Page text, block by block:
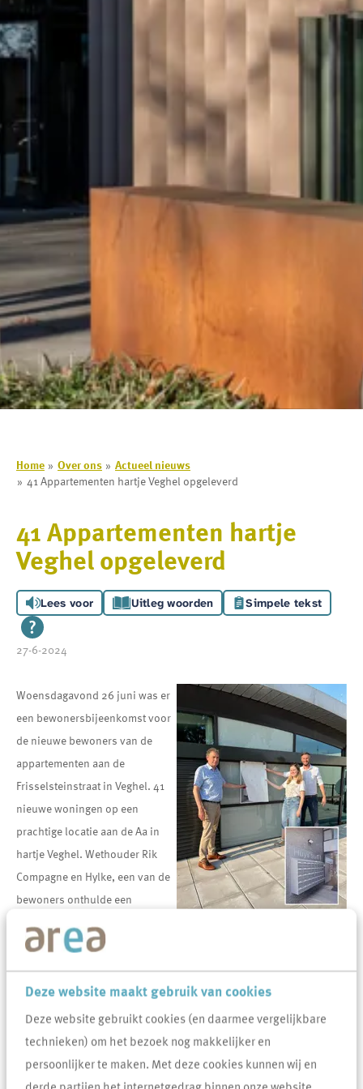
Deze website maakt gebruik van cookies
Deze website gebruikt cookies (en daarmee vergelijkbare
technieken) om het bezoek nog makkelijker en
persoonlijker te maken. Met deze cookies kunnen wij en
Home Over ons
Actueel nieuws
41 Appartementen hartje Veghel opgeleverd
41 Appartementen hartje
Veghel opgeleverd
Lees voor Uitleg woorden Simpele tekst
27-6-2024
Woensdagavond 26 juni was er
een bewonersbijeenkomst voor
de nieuwe bewoners van de
appartementen aan de
Frisselsteinstraat in Veghel. 41
nieuwe woningen op een
prachtige locatie aan de Aa in
hartje Veghel. Wethouder Rik
Compagne en Hylke, een van de
bewoners onthulde een
De naam
Huys Stein is afgeleid van het kasteel wat er ooit heeft
met eenHuys/woontoren.Het Huys is in de loop der tijd
uitgebouwd tot kasteel Frisselstein. Een ander woord voor kasteel
in die dagen was ‘Stein’. Het kasteel was in 1810 bouwvalig en werd